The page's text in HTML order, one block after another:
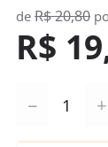
deR$ 20,80
R$
− +